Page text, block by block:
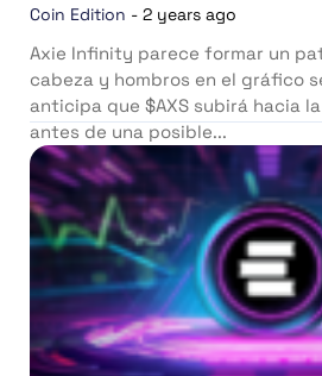
Coin Edition - 2 years ago
Axie Infinity parece formar un
cabeza y hombros en el gráfico
anticipa que $AXS subirá hacia
antes de una posible...